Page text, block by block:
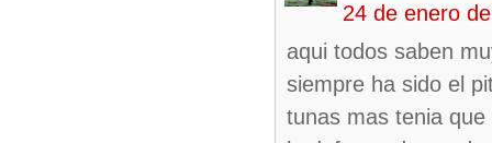
24 de enero
aqui todos saben
siempre ha sido el
tunas mas tenia